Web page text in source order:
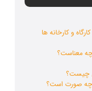
و کارخانه ها
معناست؟
چیست؟
چه صورت است؟